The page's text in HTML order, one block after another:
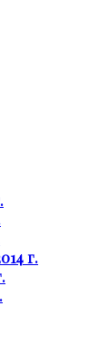
г.